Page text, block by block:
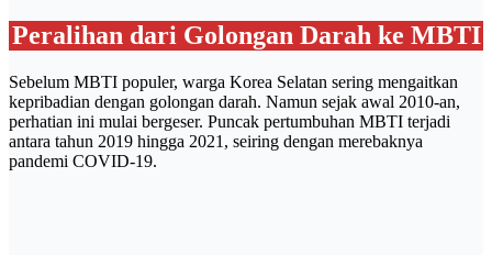
Peralihan dari Golongan Darah ke MBTI
Sebelum MBTI populer, warga Korea Selatan sering mengaitkan
kepribadian dengan golongan darah. Namun sejak awal 2010-an,
perhatian ini mulai bergeser. Puncak pertumbuhan MBTI terjadi
antara tahun 2019 hingga 2021, seiring dengan merebaknya
pandemi COVID-19.